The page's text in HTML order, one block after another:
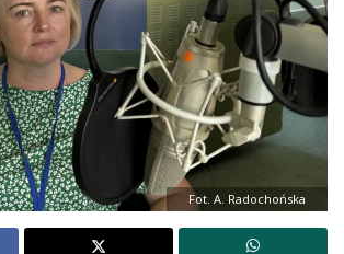
Fot. A. Radochońska